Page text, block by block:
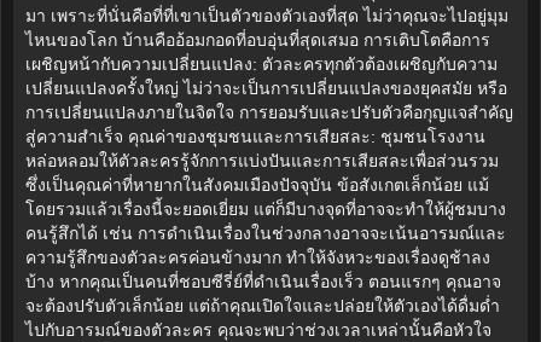
มา เพราะที่นั่นคือที่ที่เขาเป็นตัวของตัวเองที่สุด ไม่ว่าคุณจะไปอยู่มุม
ไหนของโลก บ้านคืออ้อมกอดที่อบอุ่นที่สุดเสมอ การเติบโตคือการ
เผชิญหน้ากับความเปลี่ยนแปลง: ตัวละครทุกตัวต้องเผชิญกับความ
เปลี่ยนแปลงครั้งใหญ่ ไม่ว่าจะเป็นการเปลี่ยนแปลงของยุคสมัย หรือ
การเปลี่ยนแปลงภายในจิตใจ การยอมรับและปรับตัวคือกุญแจสำคัญ
สู่ความสำเร็จ คุณค่าของชุมชนและการเสียสละ: ชุมชนโรงงาน
หล่อหลอมให้ตัวละครรู้จักการแบ่งปันและการเสียสละเพื่อส่วนรวม
ซึ่งเป็นคุณค่าที่หายากในสังคมเมืองปัจจุบัน ข้อสังเกตเล็กน้อย แม้
โดยรวมแล้วเรื่องนี้จะยอดเยี่ยม แต่ก็มีบางจุดที่อาจจะทำให้ผู้ชมบาง
คนรู้สึกได้ เช่น การดำเนินเรื่องในช่วงกลางอาจจะเน้นอารมณ์และ
ความรู้สึกของตัวละครค่อนข้างมาก ทำให้จังหวะของเรื่องดูช้าลง
บ้าง หากคุณเป็นคนที่ชอบซีรี่ย์ที่ดำเนินเรื่องเร็ว ตอนแรกๆ คุณอาจ
จะต้องปรับตัวเล็กน้อย แต่ถ้าคุณเปิดใจและปล่อยให้ตัวเองได้ดื่มด่ำ
ไปกับอารมณ์ของตัวละคร คุณจะพบว่าช่วงเวลาเหล่านั้นคือหัวใจ